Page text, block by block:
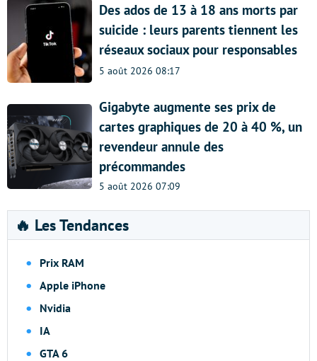
Des ados de 13 à 18 ans morts par
suicide : leurs parents tiennent les
réseaux sociaux pour responsables
5 août 2026 08:17
Gigabyte augmente ses prix de
cartes graphiques de 20 à 40 %, un
revendeur annule des
précommandes
5 août 2026 07:09
🔥 Les Tendances
Prix RAM
Apple iPhone
Nvidia
IA
GTA 6